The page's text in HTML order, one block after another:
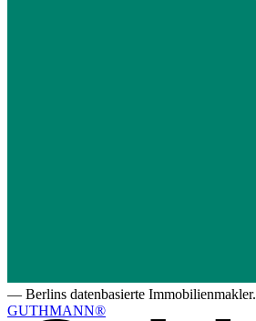
— Berlins datenbasierte Immobilienmakler.
GUTHMANN®